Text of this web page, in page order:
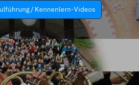
/ Kennenlern-Videos